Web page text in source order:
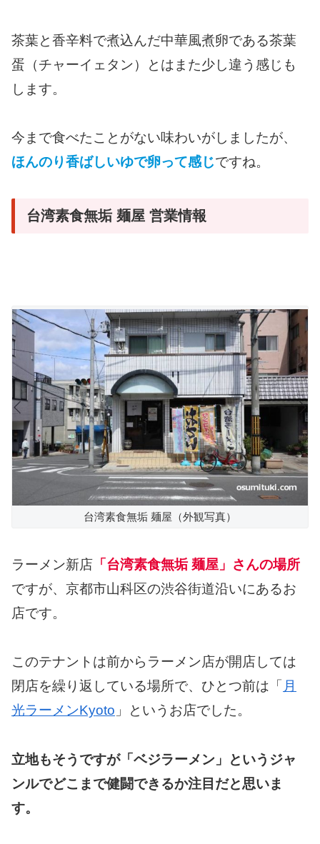
茶葉と香辛料で煮込んだ中華風煮卵である茶葉
蛋（チャーイェタン）とはまた少し違う感じも
します。
今まで食べたことがない味わいがしましたが、
ほんのり香ばしいゆで卵って感じですね。
台湾素食無垢 麺屋 営業情報
台湾素食無垢 麺屋（外観写真）
ラーメン新店 「台湾素食無垢 麺屋」さんの場所
ですが、京都市山科区の渋谷街道沿いにあるお
店です。
このテナントは前からラーメン店が開店しては
閉店を繰り返している場所で、ひとつ前は「 月
光ラーメンKyoto 」というお店でした。
立地もそうですが「ベジラーメン」というジャ
ンルでどこまで健闘できるか注目だと思いま
す。